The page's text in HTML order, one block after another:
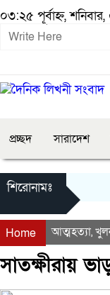
০৩:২৫ পূর্বাহ্ন,
প্রচ্ছদ সারাদেশ
শিরোনামঃ
Home আত্মহত্যা,
সাতক্ষীরায়